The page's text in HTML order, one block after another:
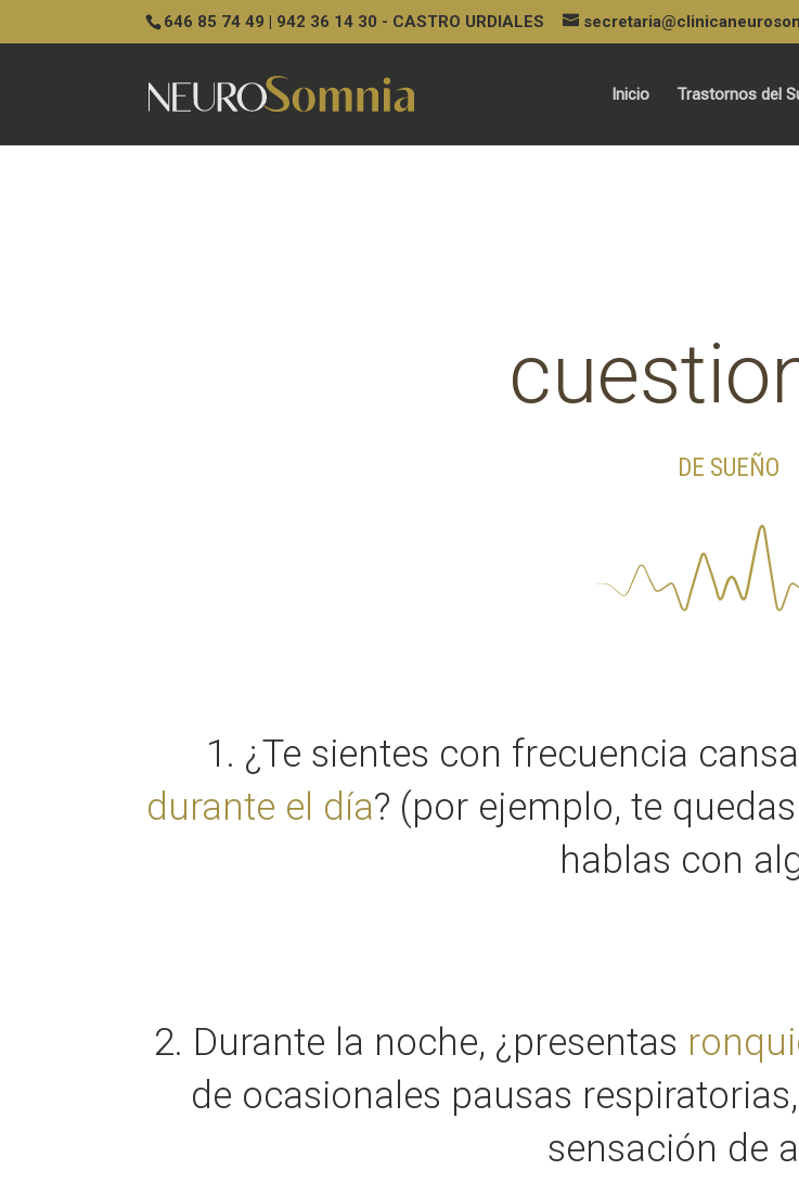
646 85 74 49 | 942 36 14 30 - CASTRO URDIALES
Inicio Trastornos del
DE SUEÑO
1. ¿Te sientes con frecuencia
durante el día? (por ejemplo, te
hablas con
2. Durante la noche, ¿presentas
de ocasionales pausas
sensación de